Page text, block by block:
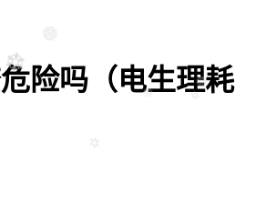
险吗（电生理耗